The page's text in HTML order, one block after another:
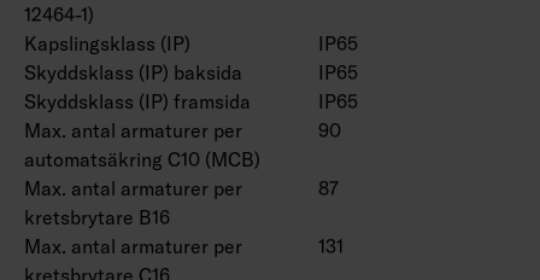
12464-1)
Kapslingsklass (IP)
IP65
Skyddsklass (IP) baksida
IP65
Skyddsklass (IP) framsida
IP65
Max. antal armaturer per
automatsäkring C10 (MCB)
90
Max. antal armaturer per
kretsbrytare B16
87
Max. antal armaturer per
kretsbrytare C16
131